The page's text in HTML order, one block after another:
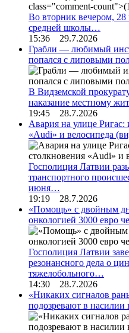
Во вторник вечером,
средней школы…
15:36 29.7.2026
Грабли — любимый
попался с липовыми
В Видземской
наказание местному
19:45 28.7.2026
Авария на улице Ригас:
«Audi» и велосипеда
Госполиция Латвии
транспортного
июня…
19:19 28.7.2026
«Помощь» с двойным
онкологией 3000 евро
Госполиция Латвии
резонансного дела о
тяжелобольного…
14:30 28.7.2026
«Никаких сигналов
подозревают в насилии